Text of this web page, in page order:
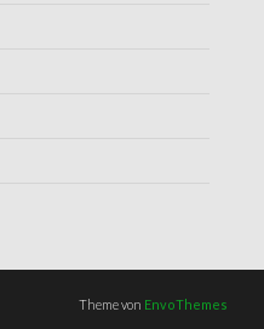
Theme von EnvoThemes